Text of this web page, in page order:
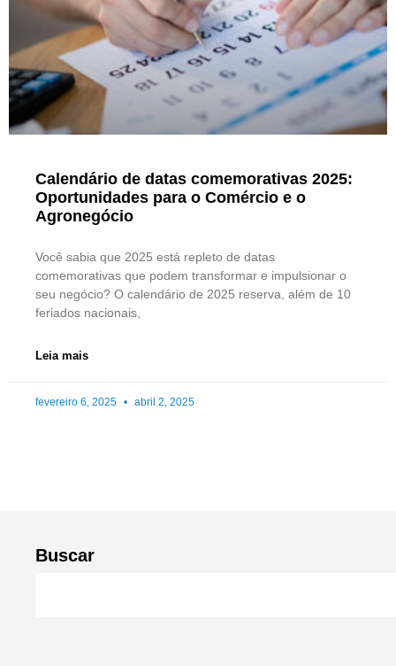
Buscar
Calendário de datas comemorativas 2025:
Oportunidades para o Comércio e o
Agronegócio
Você sabia que 2025 está repleto de datas
comemorativas que podem transformar e impulsionar o
seu negócio? O calendário de 2025 reserva, além de 10
feriados nacionais,
Leia mais
fevereiro 6, 2025 abril 2, 2025